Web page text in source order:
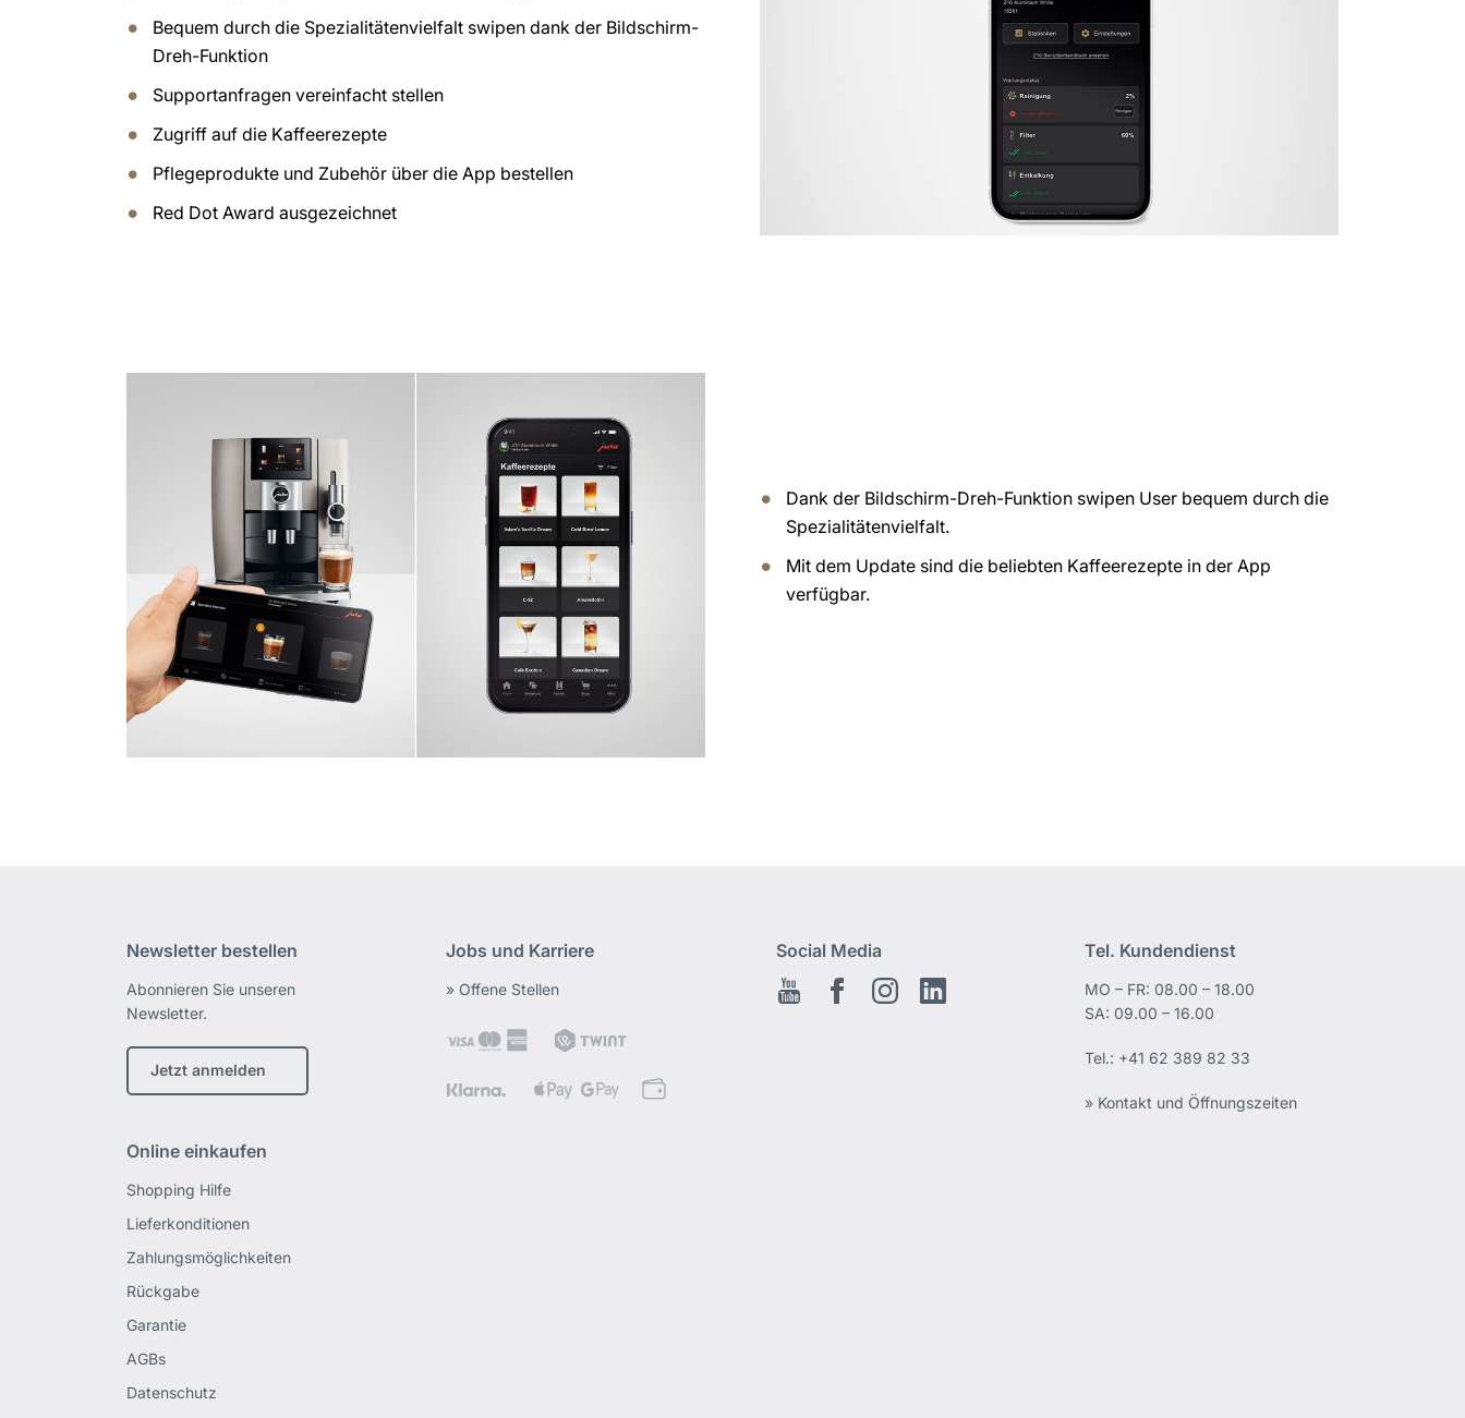
Bequem durch die Spezialitätenvielfalt swipen dank der Bildschirm-
Dreh-Funktion
Supportanfragen vereinfacht stellen
Zugriff auf die Kaffeerezepte
Pflegeprodukte und Zubehör über die App bestellen
Red Dot Award ausgezeichnet
Dank der Bildschirm-Dreh-Funktion swipen User bequem durch die
Spezialitätenvielfalt.
Mit dem Update sind die beliebten Kaffeerezepte in der App
verfügbar.
Newsletter bestellen
Abonnieren Sie unseren
Newsletter.
Jetzt anmelden
Jobs und Karriere
» Offene Stellen
Social Media
Youtube FacebookInstagram
Tel. Kundendienst
MO – FR: 08.00 – 18.00
SA: 09.00 – 16.00
Tel.: +41 62 389 82 33
» Kontakt und Öffnungszeiten
Online einkaufen
Shopping Hilfe
Lieferkonditionen
Zahlungsmöglichkeiten
Rückgabe
Garantie
AGBs
Datenschutz